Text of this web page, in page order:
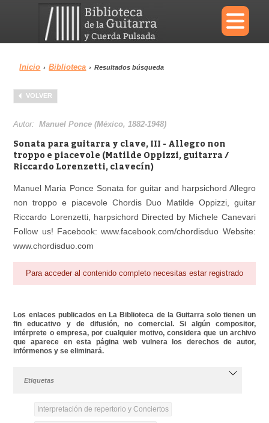
×
Menu
Biblioteca
Área personal Reproductor
Inicio › Biblioteca › Resultados búsqueda
VOLVER
Autor:Manuel Ponce (México, 1882-1948)
Sonata para guitarra y clave, III - Allegro non
troppo e piacevole (Matilde Oppizzi, guitarra /
Riccardo Lorenzetti, clavecín)
Manuel Maria Ponce Sonata for guitar and harpsichord Allegro
non troppo e piacevole Chordis Duo Matilde Oppizzi, guitar
Riccardo Lorenzetti, harpsichord Directed by Michele Canevari
Follow us! Facebook: www.facebook.com/chordisduo Website:
www.chordisduo.com
Para acceder al contenido completo necesitas estar registrado
Los enlaces publicados en La Biblioteca de la Guitarra solo tienen un
fin educativo y de difusión, no comercial. Si algún compositor,
intérprete o empresa, por cualquier motivo, considera que un archivo
que aparece en esta página web vulnera los derechos de autor,
infórmenos y se eliminará.
Etiquetas
Interpretación de repertorio y Conciertos